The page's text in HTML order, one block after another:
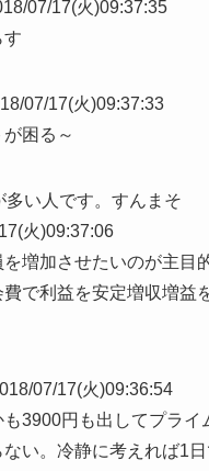
07/17(火)09:37:35
す
07/17(火)09:37:33
困る～
多い人です。すんまそ
火)09:37:06
増加させたいのが主目
で利益を安定増収増益
07/17(火)09:36:54
3900円も出してプライ
い。冷静に考えれば1